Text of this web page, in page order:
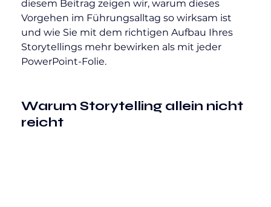
diesem Beitrag zeigen wir, warum dieses
Vorgehen im Führungsalltag so wirksam ist
und wie Sie mit dem richtigen Aufbau Ihres
Storytellings mehr bewirken als mit jeder
PowerPoint-Folie.
Warum Storytelling allein nicht
reicht